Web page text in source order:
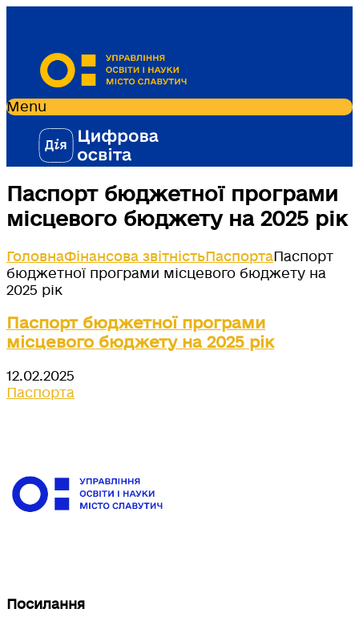
Menu
Паспорт бюджетної програми
місцевого бюджету на 2025 рік
ГоловнаФінансова звітністьПаспортаПаспорт
бюджетної програми місцевого бюджету на
2025 рік
Паспорт бюджетної програми
місцевого бюджету на 2025 рік
12.02.2025
Паспорта
Посилання